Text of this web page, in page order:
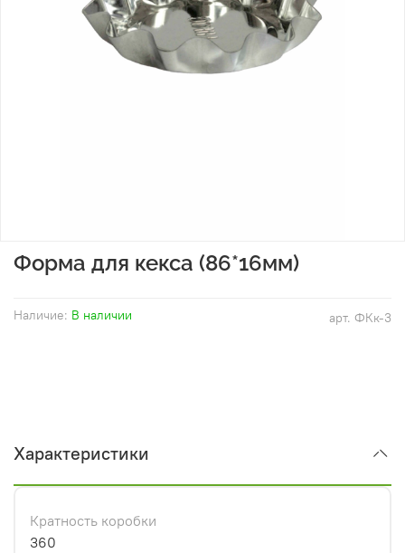
арт. ФКк-3
Наличие: В наличии
Форма для кекса (86*16мм)
Характеристики
Кратность коробки
360